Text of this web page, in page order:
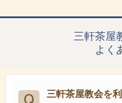
三軒茶屋
よく
三軒茶屋教会を